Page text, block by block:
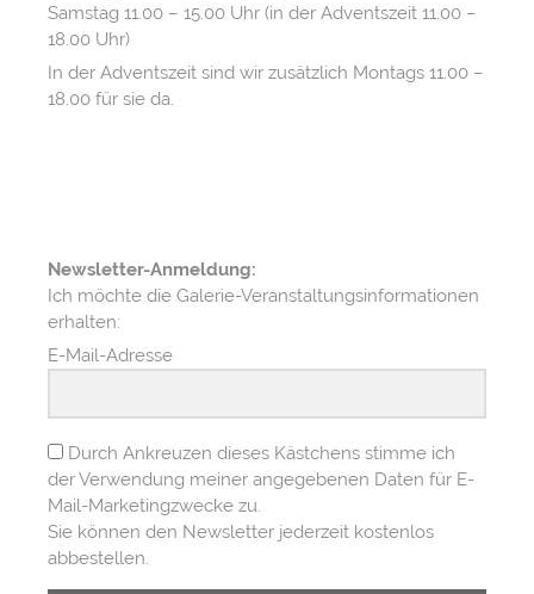
Samstag 11.00 – 15.00 Uhr (in der Adventszeit 11.00 –
18.00 Uhr)
In der Adventszeit sind wir zusätzlich Montags 11.00 –
18.00 für sie da.
Newsletter-Anmeldung:
Ich möchte die Galerie-Veranstaltungsinformationen
erhalten:
E-Mail-Adresse
Durch Ankreuzen dieses Kästchens stimme ich
der Verwendung meiner angegebenen Daten für E-
Mail-Marketingzwecke zu.
Sie können den Newsletter jederzeit kostenlos
abbestellen.